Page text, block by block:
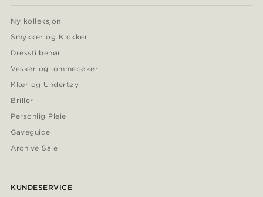
Ny kolleksjon
Smykker og Klokker
Dresstilbehør
Vesker og lommebøker
Klær og Undertøy
Briller
Personlig Pleie
Gaveguide
Archive Sale
KUNDESERVICE